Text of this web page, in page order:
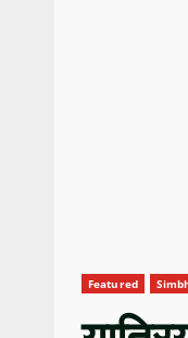
Featured